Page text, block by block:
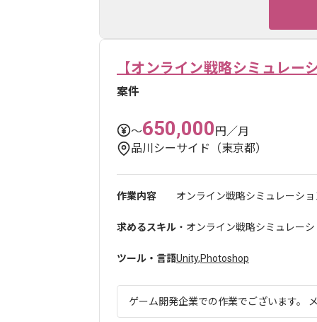
【オンライン戦略シミュレー
案件
〜650,000円／月
品川シーサイド（東京都）
作業内容 オンライン戦略シミュレーシ
求めるスキル ・オンライン戦略シミュレー
ツール・言語Unity,Photoshop
ゲーム開発企業での作業でございます。